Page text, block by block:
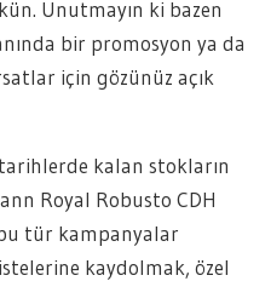
Unutmayın ki bazen
bir promosyon ya da
için gözünüz açık
kalan stokların
Royal Robusto CDH
tür kampanyalar
kaydolmak, özel